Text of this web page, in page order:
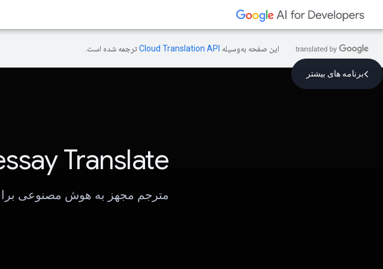
این صفحه به‌وسیله ترجمه شده است.
برنامه های بیشتر
Translate
مترجم مجهز به هوش مصنوعی